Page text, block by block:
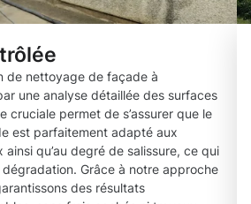
de nettoyage de façade à
une analyse détaillée des surfaces
cruciale permet de s’assurer que le
est parfaitement adapté aux
qu’au degré de salissure, ce qui
Grâce à notre approche
des résultats